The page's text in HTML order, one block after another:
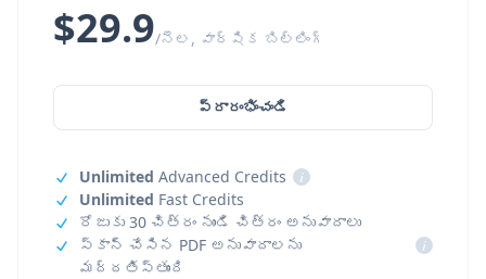
$29.9/నెల, వార్షిక బిల్లింగ్
ప్రారంభించండి
Unlimited Advanced Credits
i
Unlimited Fast Credits
రోజుకు 30 చిత్రం నుండి చిత్రం అనువాదాలు
స్కాన్ చేసిన PDF అనువాదాలను
మద్దతిస్తుంది
i